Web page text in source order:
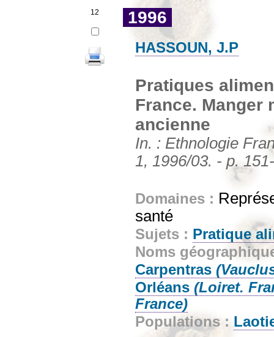
12 1996
HASSOUN, J.P
Pratiques
France. Manger
ancienne
In. : Ethnologie
1, 1996/03. - p.
Domaines :
santé
Sujets : Pratique
Noms
Carpentras
Orléans (Loiret.
France)
Populations :